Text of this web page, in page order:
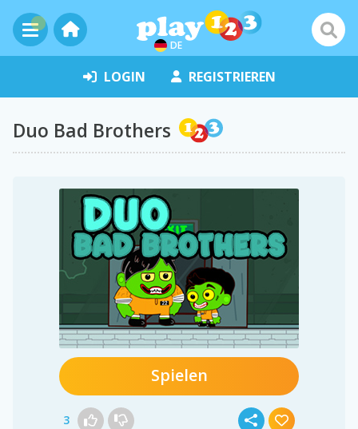
DE
LOGIN REGISTRIEREN
Duo Bad Brothers
Spielen
3